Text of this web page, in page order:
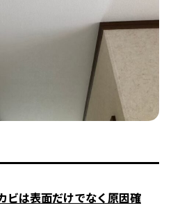
ビは表面だけでなく原因確